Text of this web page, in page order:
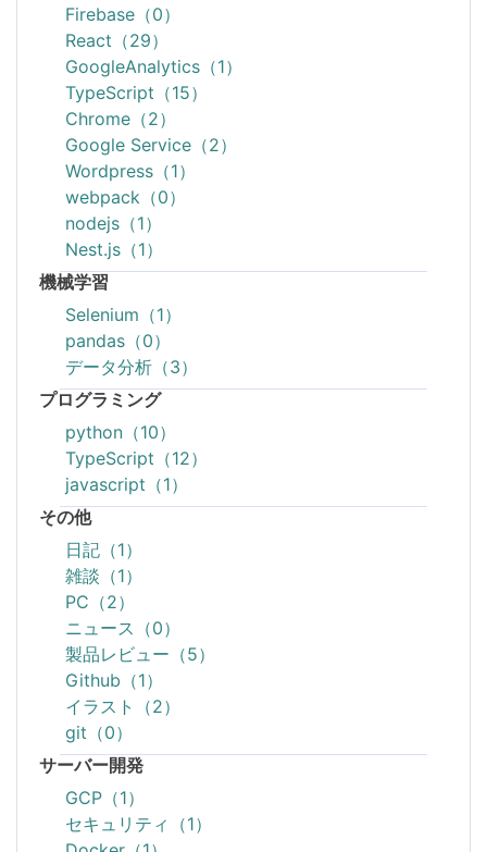
Firebase（0）
React（29）
GoogleAnalytics（1）
TypeScript（15）
Chrome（2）
Google Service（2）
Wordpress（1）
webpack（0）
nodejs（1）
Nest.js（1）
機械学習
Selenium（1）
pandas（0）
データ分析（3）
プログラミング
python（10）
TypeScript（12）
javascript（1）
その他
日記（1）
雑談（1）
PC（2）
ニュース（0）
製品レビュー（5）
Github（1）
イラスト（2）
git（0）
サーバー開発
GCP（1）
セキュリティ（1）